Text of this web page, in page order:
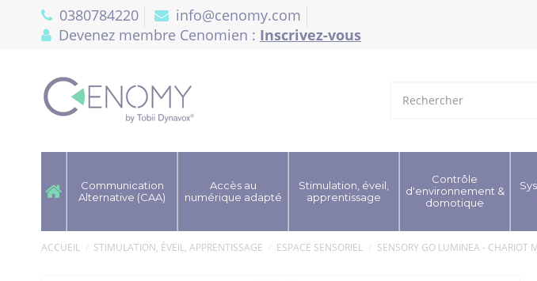
0380784220
info@cenomy.com
Devenez membre Cenomien : Inscrivez-vous
Communication
Alternative (CAA)
Accès au
numérique adapté
Stimulation, éveil,
apprentissage
Contrôle
d'environnement &
domotique
ACCUEIL STIMULATION, ÉVEIL, APPRENTISSAGE ESPACE SENSORIEL SENSORY GO LUMINEA - CHARIOT
Panneau de gestion des cookies